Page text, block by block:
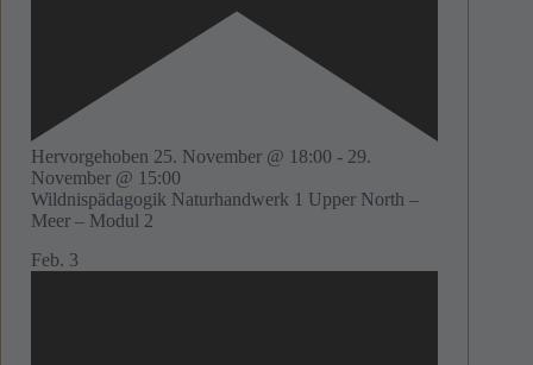
Hervorgehoben 25. November @ 18:00 - 29.
November @ 15:00
Wildnispädagogik Naturhandwerk 1 Upper North –
Meer – Modul 2
Feb. 3